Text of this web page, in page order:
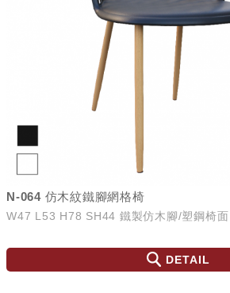
N-064 仿木紋鐵腳網格椅
W47 L53 H78 SH44 鐵製仿木腳/塑鋼椅面
DETAIL